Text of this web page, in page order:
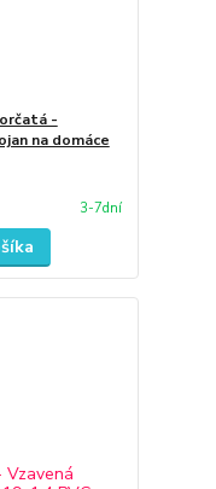
-
na domáce
3-7dní